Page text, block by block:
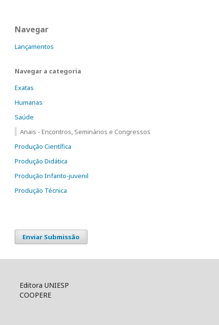
Navegar
Lançamentos
Navegar a categoria
Exatas
Humanas
Saúde
Anais - Encontros, Seminários e Congressos
Produção Científica
Produção Didática
Produção Infanto-juvenil
Produção Técnica
Enviar Submissão
Editora UNIESP
COOPERE